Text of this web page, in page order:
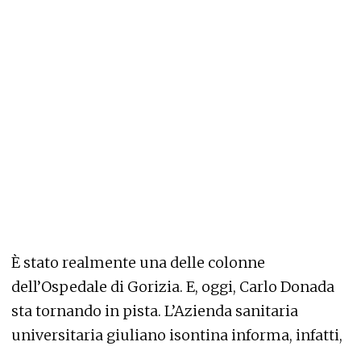
È stato realmente una delle colonne
dell’Ospedale di Gorizia. E, oggi, Carlo Donada
sta tornando in pista. L’Azienda sanitaria
universitaria giuliano isontina informa, infatti,